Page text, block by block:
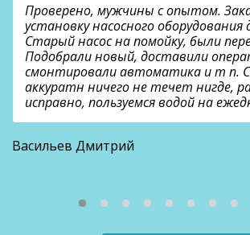
Проверено, мужчины с опытом.
установку насосного
Старый насос на помойку, были
Подобрали новый, доставили
смонтировали автоматика и т п.
аккуратн ничего не течет нигде,
исправно, пользуемся водой на
Васильев Дмитрий